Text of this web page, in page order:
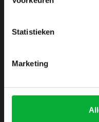
Statistieken
Marketing